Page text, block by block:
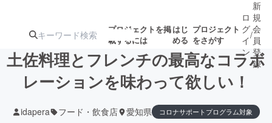
プロジェクトを掲
載するには
はじ
める
プロジェクト
をさがす
ジェクト
ターン
ジェクト
募集終了が近いプ
ロジェクト
もうすぐ公開
されます
ロ
グ
イ
ン
/
新
規
会
員
登
録
土佐料理とフレンチの最高なコラボ
レーションを味わって欲しい！
idapera フード・飲食店 愛知県 コロナサポートプログラム対象